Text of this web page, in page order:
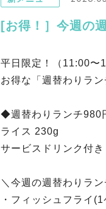
[お得！］今週の
平日限定！（11:00〜
お得な「週替わりラン
◆週替わりランチ980
ライス 230g
サービスドリンク付き
＼今週の週替わりラ
・フィッシュフライ(1